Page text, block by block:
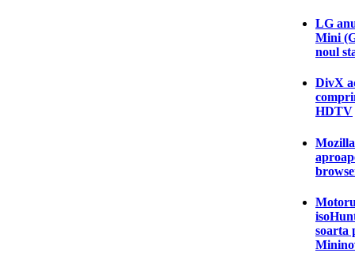
LG
Mini
noul
DivX
HDTV
soarta